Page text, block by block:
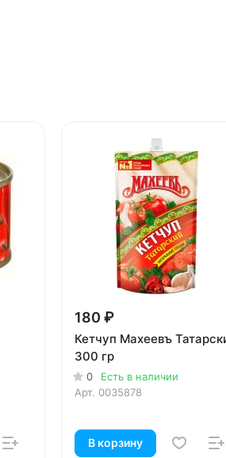
180 ₽
Кетчуп Махеевъ
300 гр
0
Есть в наличии
Арт. 0035878
В корзину